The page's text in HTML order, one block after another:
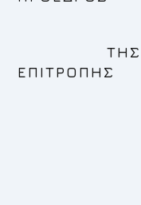
ΤΗΣ
ΕΠΙΤΡΟΠΗΣ